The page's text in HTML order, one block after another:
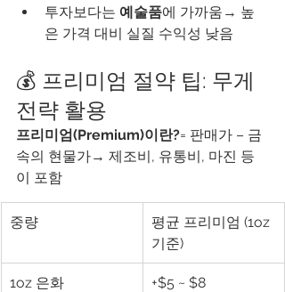
투자보다는 예술품에 가까움→ 높
은 가격 대비 실질 수익성 낮음
💰 프리미엄 절약 팁: 무게
전략 활용
프리미엄(Premium)이란?= 판매가 – 금
속의 현물가→ 제조비, 유통비, 마진 등
이 포함
중량
평균 프리미엄 (1oz
기준)
1oz 은화 +$5 ~ $8